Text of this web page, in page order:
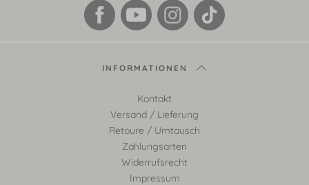
INFORMATIONEN
Kontakt
Versand / Lieferung
Retoure / Umtausch
Zahlungsarten
Widerrufsrecht
Impressum